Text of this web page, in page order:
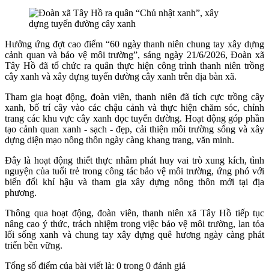
Hưởng ứng đợt cao điểm “60 ngày thanh niên chung tay xây dựng
cảnh quan và bảo vệ môi trường”, sáng ngày 21/6/2026, Đoàn xã
Tây Hồ đã tổ chức ra quân thực hiện công trình thanh niên trồng
cây xanh và xây dựng tuyến đường cây xanh trên địa bàn xã.
Tham gia hoạt động, đoàn viên, thanh niên đã tích cực trồng cây
xanh, bố trí cây vào các chậu cảnh và thực hiện chăm sóc, chỉnh
trang các khu vực cây xanh dọc tuyến đường. Hoạt động góp phần
tạo cảnh quan xanh - sạch - đẹp, cải thiện môi trường sống và xây
dựng diện mạo nông thôn ngày càng khang trang, văn minh.
Đây là hoạt động thiết thực nhằm phát huy vai trò xung kích, tình
nguyện của tuổi trẻ trong công tác bảo vệ môi trường, ứng phó với
biến đổi khí hậu và tham gia xây dựng nông thôn mới tại địa
phương.
Thông qua hoạt động, đoàn viên, thanh niên xã Tây Hồ tiếp tục
nâng cao ý thức, trách nhiệm trong việc bảo vệ môi trường, lan tỏa
lối sống xanh và chung tay xây dựng quê hương ngày càng phát
triển bền vững.
Tổng số điểm của bài viết là: 0 trong 0 đánh giá